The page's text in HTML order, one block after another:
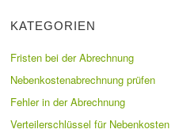
KATEGORIEN
Fristen bei der Abrechnung
Nebenkostenabrechnung prüfen
Fehler in der Abrechnung
Verteilerschlüssel für Nebenkosten